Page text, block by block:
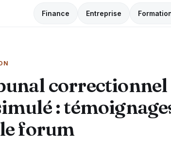
Finance Entreprise
:
forum